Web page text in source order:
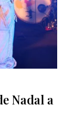
Nadal a